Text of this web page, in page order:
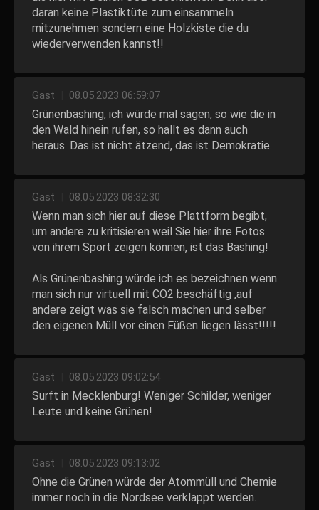
daran keine Plastiktüte zum einsammeln
mitzunehmen sondern eine Holzkiste die du
wiederverwenden kannst!!
Gast 08.05.2023 06:59:07
Grünenbashing, ich würde mal sagen, so wie die in
den Wald hinein rufen, so hallt es dann auch
heraus. Das ist nicht ätzend, das ist Demokratie.
Gast 08.05.2023 08:32:30
Wenn man sich hier auf diese Plattform begibt,
um andere zu kritisieren weil Sie hier ihre Fotos
von ihrem Sport zeigen können, ist das Bashing!
Als Grünenbashing würde ich es bezeichnen wenn
man sich nur virtuell mit CO2 beschäftig ,auf
andere zeigt was sie falsch machen und selber
den eigenen Müll vor einen Füßen liegen lässt!!!!!
Gast 08.05.2023 09:02:54
Surft in Mecklenburg! Weniger Schilder, weniger
Leute und keine Grünen!
Gast 08.05.2023 09:13:02
Ohne die Grünen würde der Atommüll und Chemie
immer noch in die Nordsee verklappt werden.